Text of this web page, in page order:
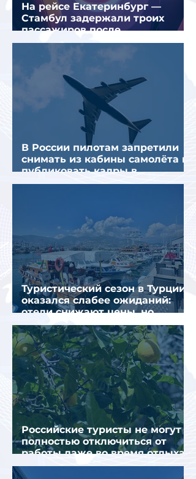
На рейсе Екатеринбург —
Стамбул задержали троих
пассажиров после
предполагаемой серии краж
В России пилотам запретили
снимать из кабины самолёта и
публиковать кадры в
интернете
Туристический сезон в Турции
оказался слабее ожиданий:
отели снижают цены, но
загрузка остается низкой
Российские туристы не могут
полностью отключиться от
работы даже во время отдыха
в Турции